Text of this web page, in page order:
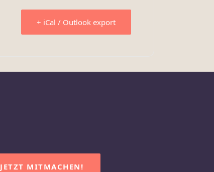
+ iCal / Outlook export
JETZT MITMACHEN!